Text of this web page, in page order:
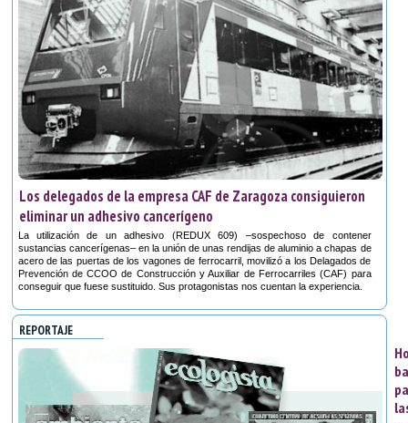
Los delegados de la empresa CAF de Zaragoza consiguieron
eliminar un adhesivo cancerígeno
La utilización de un adhesivo (REDUX 609) –sospechoso de contener
sustancias cancerígenas– en la unión de unas rendijas de aluminio a chapas de
acero de las puertas de los vagones de ferrocarril, movilizó a los Delagados de
Prevención de CCOO de Construcción y Auxiliar de Ferrocarriles (CAF) para
conseguir que fuese sustituido. Sus protagonistas nos cuentan la experiencia.
REPORTAJE